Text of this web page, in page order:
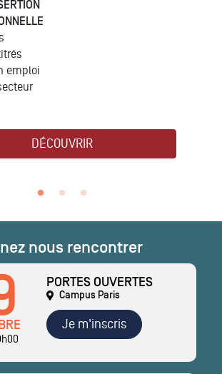
emploi
DÉCOUVRIR
nous rencontrer
PORTES OUVERTES
Campus Paris
Je m'inscris